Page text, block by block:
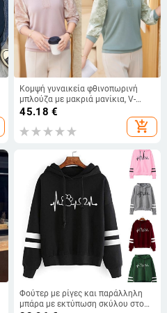
Κομψή γυναικεία φθινοπωρινή
μπλούζα με μακριά μανίκια, V-
λαιμό, φλοράλ μοτίβο,
πολυεστερική ύφανση (>95%)
45.18 €
add_shopping_cart
Φούτερ με ρίγες και παράλληλη
μπάρα με εκτύπωση σκύλου στο